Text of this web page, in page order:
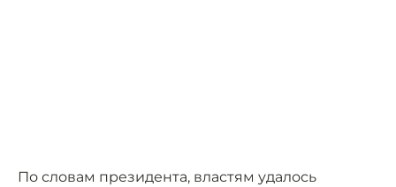
По словам президента, властям удалось